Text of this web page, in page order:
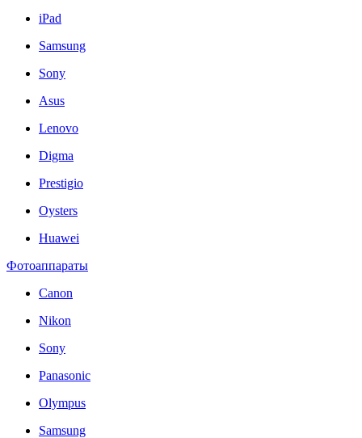
iPad
Samsung
Sony
Asus
Lenovo
Digma
Prestigio
Oysters
Huawei
Фотоаппараты
Canon
Nikon
Sony
Panasonic
Olympus
Samsung